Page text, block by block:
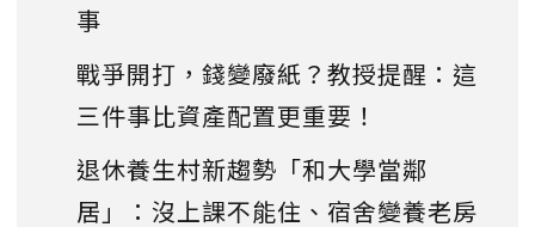
事
戰爭開打，錢變廢紙？教授提醒：這
三件事比資產配置更重要！
退休養生村新趨勢「和大學當鄰
居」：沒上課不能住、宿舍變養老房